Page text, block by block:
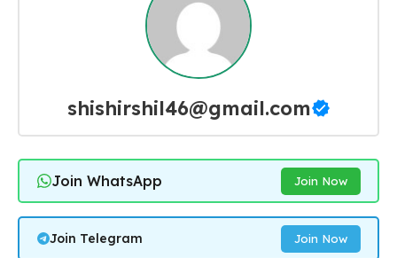
shishirshil46@gmail.com
Join WhatsApp Join Now
Join Telegram Join Now